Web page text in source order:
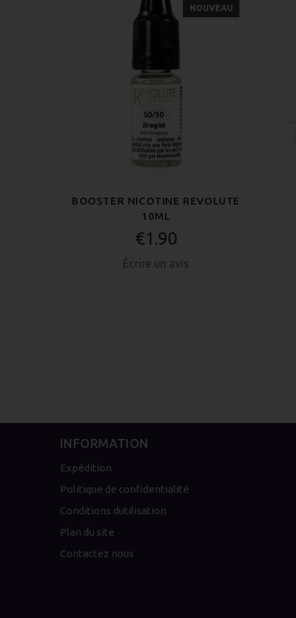
NOUVEAU
BOOSTER NICOTINE REVOLUTE
10ML
€1.90
Écrire un avis
INFORMATION
Expédition
Politique de confidentialité
Conditions dutilisation
Plan du site
Contactez nous